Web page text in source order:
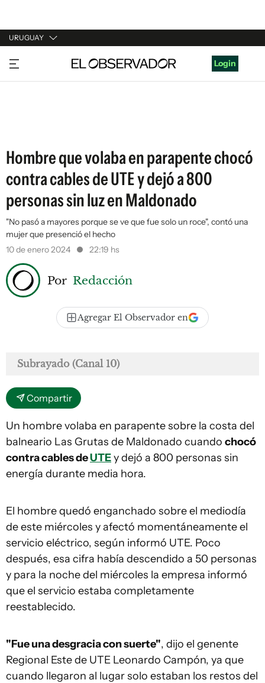
URUGUAY
URUGUAY
ARGENTINA
Login
Hombre que volaba en parapente chocó
contra cables de UTE y dejó a 800
personas sin luz en Maldonado
"No pasó a mayores porque se ve que fue solo un roce", contó una
mujer que presenció el hecho
10 de enero 2024
22:19 hs
Por Redacción
Agregar El Observador en
Subrayado (Canal 10)
Compartir
Un hombre volaba en parapente sobre la costa del
balneario Las Grutas de Maldonado cuando chocó
contra cables deUTEy dejó a 800 personas sin
energía durante media hora.
El hombre quedó enganchado sobre el mediodía
de este miércoles y afectó momentáneamente el
servicio eléctrico, según informó UTE. Poco
después, esa cifra había descendido a 50 personas
y para la noche del miércoles la empresa informó
que el servicio estaba completamente
reestablecido.
"Fue una desgracia con suerte", dijo el genente
Regional Este de UTE Leonardo Campón, ya que
cuando llegaron al lugar solo estaban los restos del